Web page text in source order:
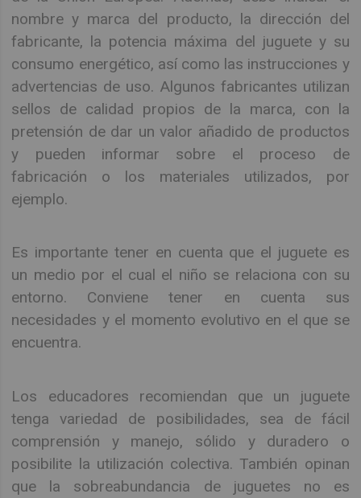
nombre y marca del producto, la dirección del
fabricante, la potencia máxima del juguete y su
consumo energético, así como las instrucciones y
advertencias de uso. Algunos fabricantes utilizan
sellos de calidad propios de la marca, con la
pretensión de dar un valor añadido de productos
y pueden informar sobre el proceso de
fabricación o los materiales utilizados, por
ejemplo.
Es importante tener en cuenta que el juguete es
un medio por el cual el niño se relaciona con su
entorno. Conviene tener en cuenta sus
necesidades y el momento evolutivo en el que se
encuentra.
Los educadores recomiendan que un juguete
tenga variedad de posibilidades, sea de fácil
comprensión y manejo, sólido y duradero o
posibilite la utilización colectiva. También opinan
que la sobreabundancia de juguetes no es